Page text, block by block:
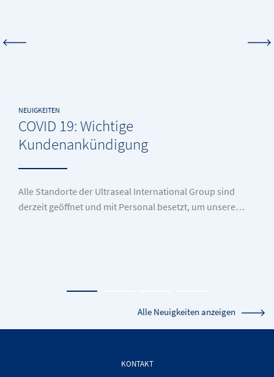
NEUIGKEITEN
COVID 19: Wichtige
Kundenankündigung
Alle Standorte der Ultraseal International Group sind
derzeit geöffnet und mit Personal besetzt, um unsere…
Alle Neuigkeiten anzeigen
KONTAKT